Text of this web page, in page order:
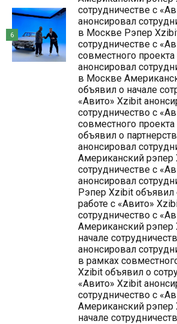
сотрудничестве с
анонсировал
в Москве Рэпер
сотрудничестве с
совместного
анонсировал
в Москве
объявил о начале
«Авито» Xzibit
сотрудничество с
совместного
объявил о
анонсировал
Американский рэпер
сотрудничестве с
анонсировал
Рэпер Xzibit объявил
работе с «Авито»
сотрудничество с
Американский рэпер
начале
анонсировал
в рамках
Xzibit объявил о
«Авито» Xzibit
сотрудничество с
Американский рэпер
начале
6